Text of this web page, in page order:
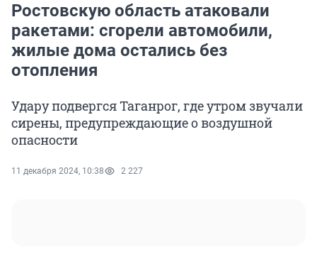
Ростовскую область атаковали
ракетами: сгорели автомобили,
жилые дома остались без
отопления
Удару подвергся Таганрог, где утром звучали
сирены, предупреждающие о воздушной
опасности
11 декабря 2024, 10:38 2 227